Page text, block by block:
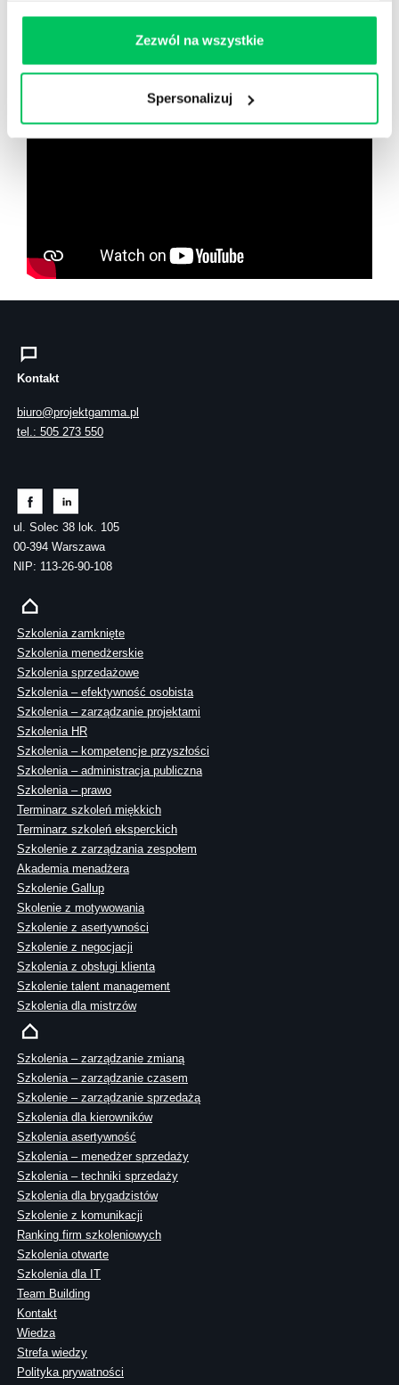
Zezwól na wszystkie
Spersonalizuj
Kontakt
biuro@projektgamma.pl
tel.: 505 273 550
ul. Solec 38 lok. 105
00-394 Warszawa
NIP: 113-26-90-108
Szkolenia zamknięte
Szkolenia menedżerskie
Szkolenia sprzedażowe
Szkolenia – efektywność osobista
Szkolenia – zarządzanie projektami
Szkolenia HR
Szkolenia – kompetencje przyszłości
Szkolenia – administracja publiczna
Szkolenia – prawo
Terminarz szkoleń miękkich
Terminarz szkoleń eksperckich
Szkolenie z zarządzania zespołem
Akademia menadżera
Szkolenie Gallup
Skolenie z motywowania
Szkolenie z asertywności
Szkolenie z negocjacji
Szkolenia z obsługi klienta
Szkolenie talent management
Szkolenia dla mistrzów
Szkolenia – zarządzanie zmianą
Szkolenia – zarządzanie czasem
Szkolenie – zarządzanie sprzedażą
Szkolenia dla kierowników
Szkolenia asertywność
Szkolenia – menedżer sprzedaży
Szkolenia – techniki sprzedaży
Szkolenia dla brygadzistów
Szkolenie z komunikacji
Ranking firm szkoleniowych
Szkolenia otwarte
Szkolenia dla IT
Team Building
Kontakt
Wiedza
Strefa wiedzy
Polityka prywatności